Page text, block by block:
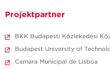
Projektpartner
BKK Budapesti Közlekedési
Budapest University of
Camara Municipal de Lisboa